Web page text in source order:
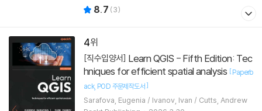
8.7 (3)
4
[직수입양서]
hniques for efficient spatial analysis [Paperb
ack POD 주문제작도서]
Sarafova, Eugenia / Ivanov, Ivan / Cutts, Andrew